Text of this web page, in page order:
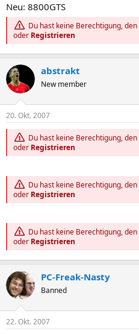
Neu: 8800GTS
Du hast keine Berechtigung,
oder Registrieren
abstrakt
New member
20. Okt. 2007
Du hast keine Berechtigung,
oder Registrieren
Du hast keine Berechtigung,
oder Registrieren
Du hast keine Berechtigung,
oder Registrieren
PC-Freak-Nasty
Banned
22. Okt. 2007